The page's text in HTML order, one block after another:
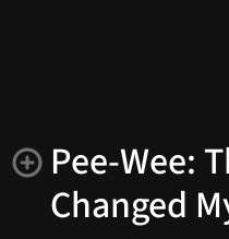
Pee-Wee:
Changed